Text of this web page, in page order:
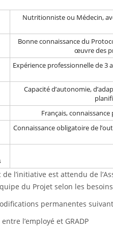
Nutritionniste ou Médecin,
Bonne connaissance du
œuvre des
Expérience professionnelle de 3
Capacité d’autonomie,
Français,
Connaissance obligatoire de
l’initiative est attendu de
du Projet selon les
permanentes
l’employé et GRADP